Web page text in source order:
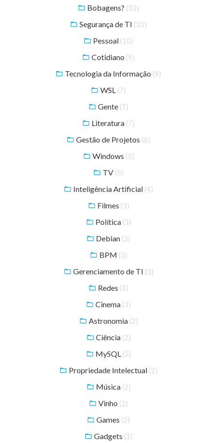
Bobagens? (10)
Segurança de TI (10)
Pessoal (10)
Cotidiano (9)
Tecnologia da Informação (9)
WSL (7)
Gente (7)
Literatura (7)
Gestão de Projetos (6)
Windows (5)
TV (5)
Inteligência Artificial (4)
Filmes (3)
Política (3)
Debian (3)
BPM (3)
Gerenciamento de TI (3)
Redes (3)
Cinema (3)
Astronomia (2)
Ciência (2)
MySQL (2)
Propriedade Intelectual (2)
Música (2)
Vinho (2)
Games (2)
Gadgets (1)